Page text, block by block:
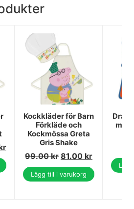
Kockkläder för Barn
Förkläde och
Kockmössa Greta
Gris Shake
99.00kr 81.00 kr
Lägg till i varukorg